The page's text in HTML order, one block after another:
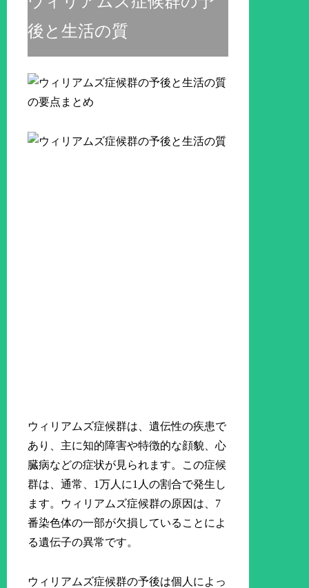
後と生活の質
ウィリアムズ症候群は、遺伝性の疾患で
あり、主に知的障害や特徴的な顔貌、心
臓病などの症状が見られます。この症候
群は、通常、1万人に1人の割合で発生し
ます。ウィリアムズ症候群の原因は、7
番染色体の一部が欠損していることによ
る遺伝子の異常です。
ウィリアムズ症候群の予後は個人によっ